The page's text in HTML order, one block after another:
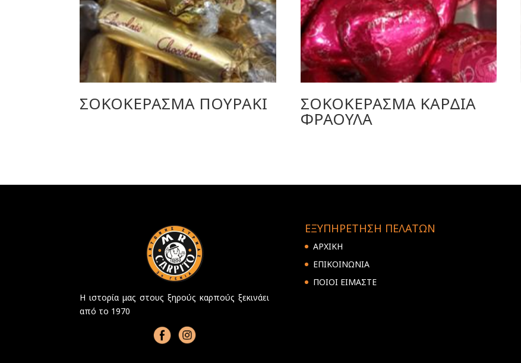
ΣΟΚΟΚΕΡΑΣΜΑ ΠΟΥΡΑΚΙ ΣΟΚΟΚΕΡΑΣΜΑ ΚΑΡΔΙΑ
ΦΡΑΟΥΛΑ
Η ιστορία μας στους ξηρούς καρπούς ξεκινάει
από το 1970
ΕΞΥΠΗΡΕΤΗΣΗ ΠΕΛΑΤΩΝ
ΑΡΧΙΚΗ
ΕΠΙΚΟΙΝΩΝΙΑ
ΠΟΙΟΙ ΕΙΜΑΣΤΕ